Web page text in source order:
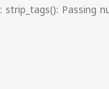
: strip_tags(): Passing